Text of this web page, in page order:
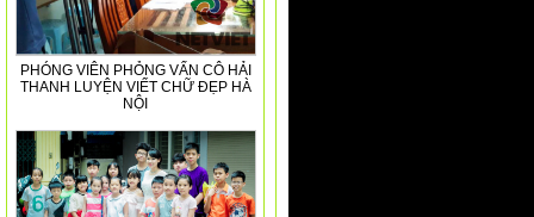
PHÓNG VIÊN PHỎNG VẤN CÔ HẢI
THANH LUYỆN VIẾT CHỮ ĐẸP HÀ
NỘI